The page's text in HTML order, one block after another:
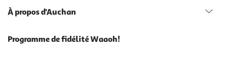
À propos d'Auchan
Programme de fidélité Waaoh!